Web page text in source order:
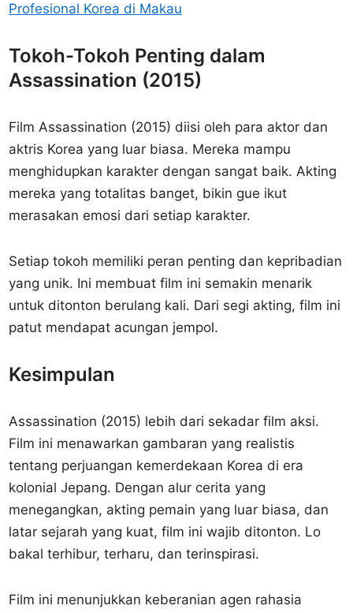
Profesional Korea di Makau
Tokoh-Tokoh Penting dalam
Assassination (2015)
Film Assassination (2015) diisi oleh para aktor dan
aktris Korea yang luar biasa. Mereka mampu
menghidupkan karakter dengan sangat baik. Akting
mereka yang totalitas banget, bikin gue ikut
merasakan emosi dari setiap karakter.
Setiap tokoh memiliki peran penting dan kepribadian
yang unik. Ini membuat film ini semakin menarik
untuk ditonton berulang kali. Dari segi akting, film ini
patut mendapat acungan jempol.
Kesimpulan
Assassination (2015) lebih dari sekadar film aksi.
Film ini menawarkan gambaran yang realistis
tentang perjuangan kemerdekaan Korea di era
kolonial Jepang. Dengan alur cerita yang
menegangkan, akting pemain yang luar biasa, dan
latar sejarah yang kuat, film ini wajib ditonton. Lo
bakal terhibur, terharu, dan terinspirasi.
Film ini menunjukkan keberanian agen rahasia